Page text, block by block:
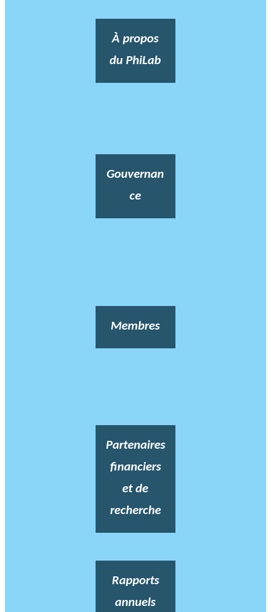
À propos
du PhiLab
Gouvernan
ce
Membres
Partenaires
financiers
et de
recherche
Rapports
annuels